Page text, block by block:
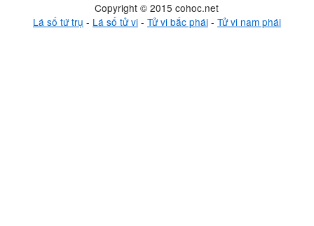
Copyright © 2015 cohoc.net
Lá số tứ trụ - Lá số tử vi- Tử vi bắc phái- Tử vi nam phái